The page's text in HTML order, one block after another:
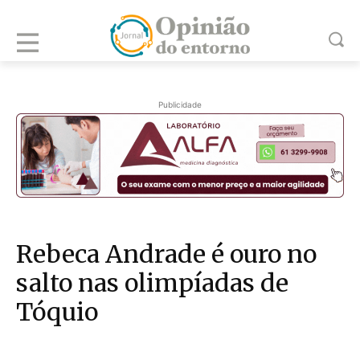
Publicidade
Rebeca Andrade é ouro no
salto nas olimpíadas de
Tóquio